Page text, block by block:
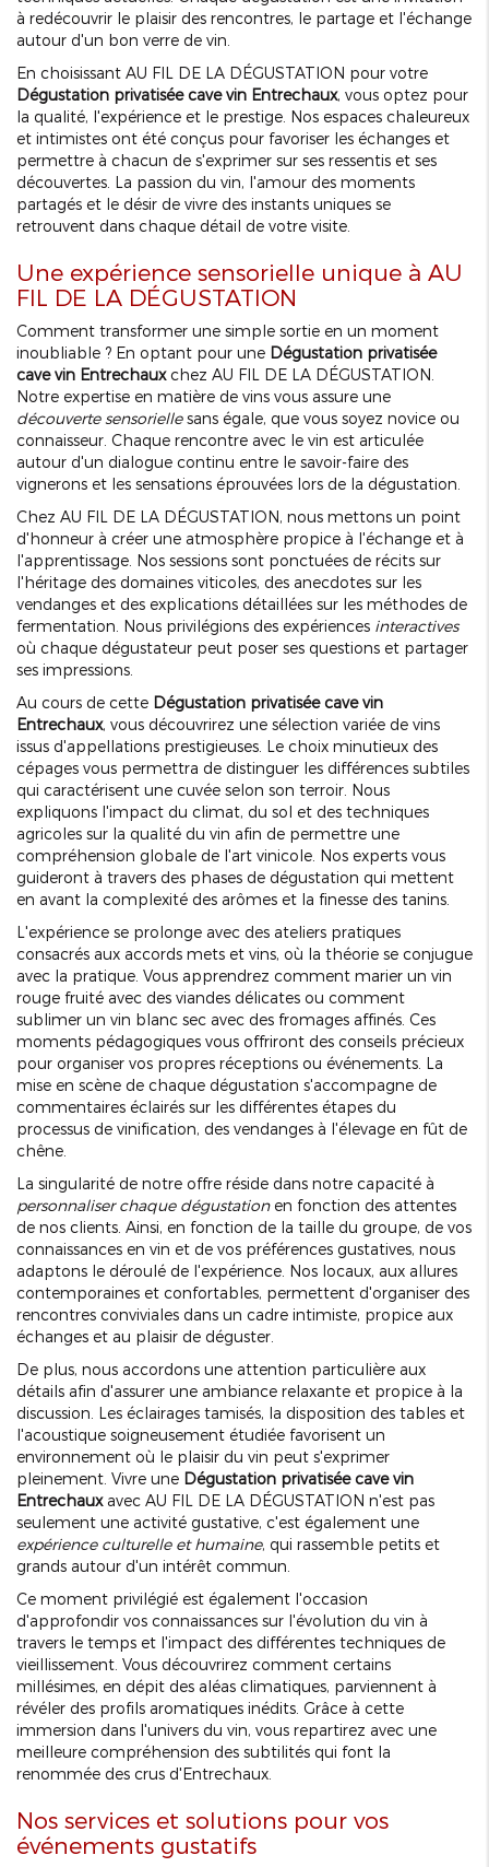
à redécouvrir le plaisir des rencontres, le partage et l'échange
autour d'un bon verre de vin.
En choisissant AU FIL DE LA DÉGUSTATION pour votre
Dégustation privatisée cave vin Entrechaux, vous optez pour
la qualité, l'expérience et le prestige. Nos espaces chaleureux
et intimistes ont été conçus pour favoriser les échanges et
permettre à chacun de s'exprimer sur ses ressentis et ses
découvertes. La passion du vin, l'amour des moments
partagés et le désir de vivre des instants uniques se
retrouvent dans chaque détail de votre visite.
Une expérience sensorielle unique à AU
FIL DE LA DÉGUSTATION
Comment transformer une simple sortie en un moment
inoubliable ? En optant pour une Dégustation privatisée
cave vin Entrechauxchez AU FIL DE LA DÉGUSTATION.
Notre expertise en matière de vins vous assure une
découverte sensoriellesans égale, que vous soyez novice ou
connaisseur. Chaque rencontre avec le vin est articulée
autour d'un dialogue continu entre le savoir-faire des
vignerons et les sensations éprouvées lors de la dégustation.
Chez AU FIL DE LA DÉGUSTATION, nous mettons un point
d'honneur à créer une atmosphère propice à l'échange et à
l'apprentissage. Nos sessions sont ponctuées de récits sur
l'héritage des domaines viticoles, des anecdotes sur les
vendanges et des explications détaillées sur les méthodes de
fermentation. Nous privilégions des expériences interactives
où chaque dégustateur peut poser ses questions et partager
ses impressions.
Au cours de cette Dégustation privatisée cave vin
Entrechaux, vous découvrirez une sélection variée de vins
issus d'appellations prestigieuses. Le choix minutieux des
cépages vous permettra de distinguer les différences subtiles
qui caractérisent une cuvée selon son terroir. Nous
expliquons l'impact du climat, du sol et des techniques
agricoles sur la qualité du vin afin de permettre une
compréhension globale de l'art vinicole. Nos experts vous
guideront à travers des phases de dégustation qui mettent
en avant la complexité des arômes et la finesse des tanins.
L'expérience se prolonge avec des ateliers pratiques
consacrés aux accords mets et vins, où la théorie se conjugue
avec la pratique. Vous apprendrez comment marier un vin
rouge fruité avec des viandes délicates ou comment
sublimer un vin blanc sec avec des fromages affinés. Ces
moments pédagogiques vous offriront des conseils précieux
pour organiser vos propres réceptions ou événements. La
mise en scène de chaque dégustation s'accompagne de
commentaires éclairés sur les différentes étapes du
processus de vinification, des vendanges à l'élevage en fût de
chêne.
La singularité de notre offre réside dans notre capacité à
personnaliser chaque dégustationen fonction des attentes
de nos clients. Ainsi, en fonction de la taille du groupe, de vos
connaissances en vin et de vos préférences gustatives, nous
adaptons le déroulé de l'expérience. Nos locaux, aux allures
contemporaines et confortables, permettent d'organiser des
rencontres conviviales dans un cadre intimiste, propice aux
échanges et au plaisir de déguster.
De plus, nous accordons une attention particulière aux
détails afin d'assurer une ambiance relaxante et propice à la
discussion. Les éclairages tamisés, la disposition des tables et
l'acoustique soigneusement étudiée favorisent un
environnement où le plaisir du vin peut s'exprimer
pleinement. Vivre une Dégustation privatisée cave vin
Entrechauxavec AU FIL DE LA DÉGUSTATION n'est pas
seulement une activité gustative, c'est également une
expérience culturelle et humaine, qui rassemble petits et
grands autour d'un intérêt commun.
Ce moment privilégié est également l'occasion
d'approfondir vos connaissances sur l'évolution du vin à
travers le temps et l'impact des différentes techniques de
vieillissement. Vous découvrirez comment certains
millésimes, en dépit des aléas climatiques, parviennent à
révéler des profils aromatiques inédits. Grâce à cette
immersion dans l'univers du vin, vous repartirez avec une
meilleure compréhension des subtilités qui font la
renommée des crus d'Entrechaux.
Nos services et solutions pour vos
événements gustatifs